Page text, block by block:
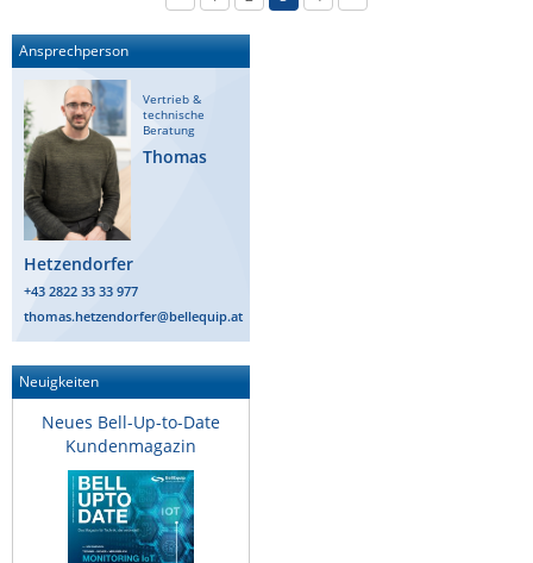
Ansprechperson
Vertrieb &
technische
Beratung
Thomas
Hetzendorfer
+43 2822 33 33 977
thomas.hetzendorfer@bellequip.at
Neuigkeiten
Neues Bell-Up-to-Date
Kundenmagazin